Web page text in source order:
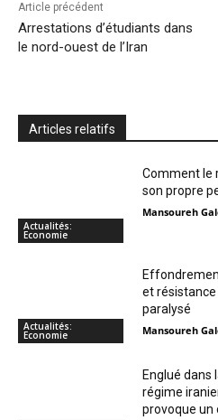
Article précédent
Arrestations d’étudiants dans
le nord-ouest de l’Iran
Articles relatifs
Actualités:
Economie
Comment le
son propre
Mansoureh
Actualités:
Economie
et
paralysé
Mansoureh
Englué dans
régime
provoque un